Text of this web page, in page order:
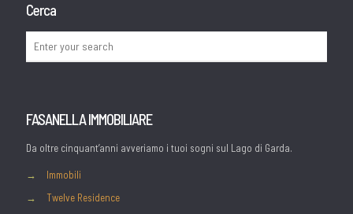
Cerca
FASANELLA IMMOBILIARE
Da oltre cinquant’anni avveriamo i tuoi sogni sul Lago di Garda.
→
Immobili
→
Twelve Residence